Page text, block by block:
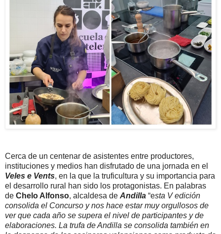
Cerca de un centenar de asistentes entre productores,
instituciones y medios han disfrutado de una jornada en el
Veles e Vents, en la que la truficultura y su importancia para
el desarrollo rural han sido los protagonistas. En palabras
de Chelo Alfonso, alcaldesa de Andilla “esta V edición
consolida el Concurso y nos hace estar muy orgullosos de
ver que cada año se supera el nivel de participantes y de
elaboraciones. La trufa de Andilla se consolida también en